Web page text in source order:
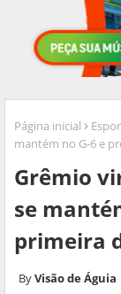
Página inicial
mantém no G-6 e
Grêmio
se
primeira
Visão de Águia